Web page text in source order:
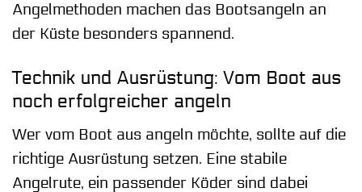
Angelmethoden machen das Bootsangeln an
der Küste besonders spannend.
Technik und Ausrüstung: Vom Boot aus
noch erfolgreicher angeln
Wer vom Boot aus angeln möchte, sollte auf die
richtige Ausrüstung setzen. Eine stabile
Angelrute, ein passender Köder sind dabei